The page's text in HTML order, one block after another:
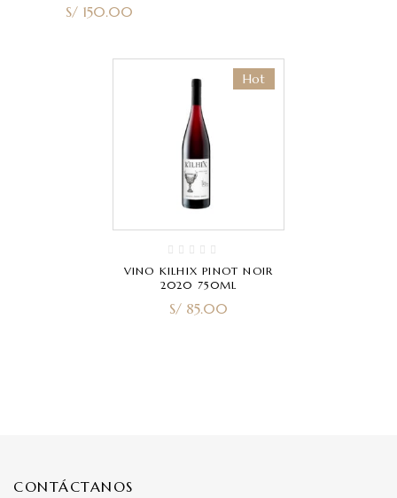
S/ 150.00
Hot
VINO KILHIX PINOT NOIR
2020 750ML
S/ 85.00
CONTÁCTANOS